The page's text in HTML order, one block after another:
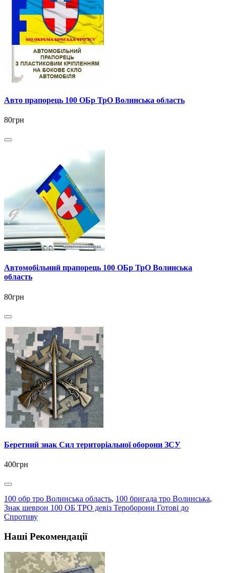
Авто прапорець 100 ОБр ТрО Волинська область
80грн
Автомобільний прапорець 100 ОБр ТрО Волинська
область
80грн
Беретний знак Сил територіальної оборони ЗСУ
400грн
100 обр тро Волинська область, 100 бригада тро Волинська,
Знак шеврон 100 ОБ ТРО девіз Тероборони Готові до
Спротиву
Наші Рекомендації